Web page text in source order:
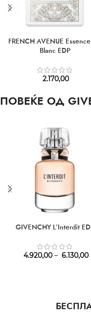
FRENCH AVENUE
Blanc EDP
2.170,00
ПОВЕЌЕ ОД
GIVENCHY L’Interdit
4.920,00 – 6.130,00